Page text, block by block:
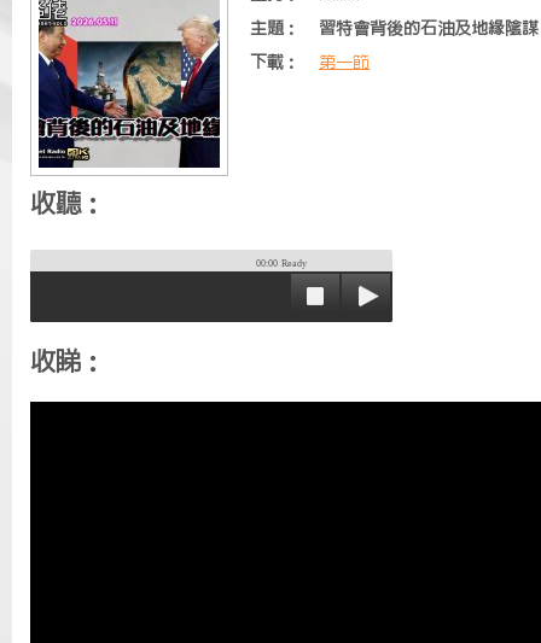
主題：
習特會背後的石油及地緣陰謀
下載：
第一節
收聽：
00:00 Ready
收睇：